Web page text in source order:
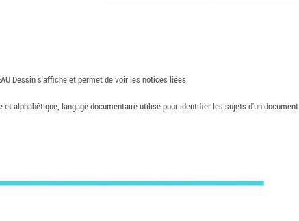
Dessin s'affiche et permet de voir les notices liées
et alphabétique, langage documentaire utilisé pour identifier les sujets d’un document